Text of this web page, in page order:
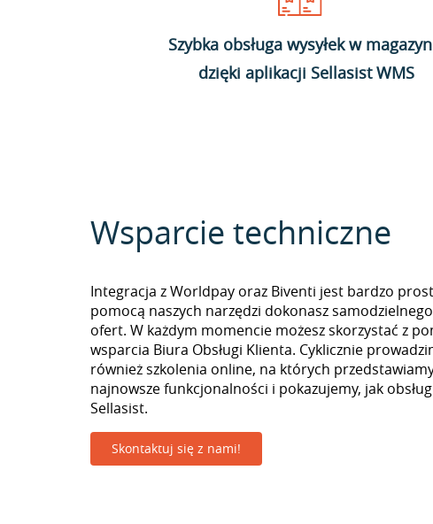
Szybka obsługa wysyłek w
dzięki aplikacji Sellasist WMS
Wsparcie techniczne
Integracja z Worldpay oraz Biventi jest bardzo
pomocą naszych narzędzi dokonasz
ofert. W każdym momencie możesz skorzystać z
wsparcia Biura Obsługi Klienta. Cyklicznie
również szkolenia online, na których
najnowsze funkcjonalności i pokazujemy, jak
Sellasist.
Skontaktuj się z nami!